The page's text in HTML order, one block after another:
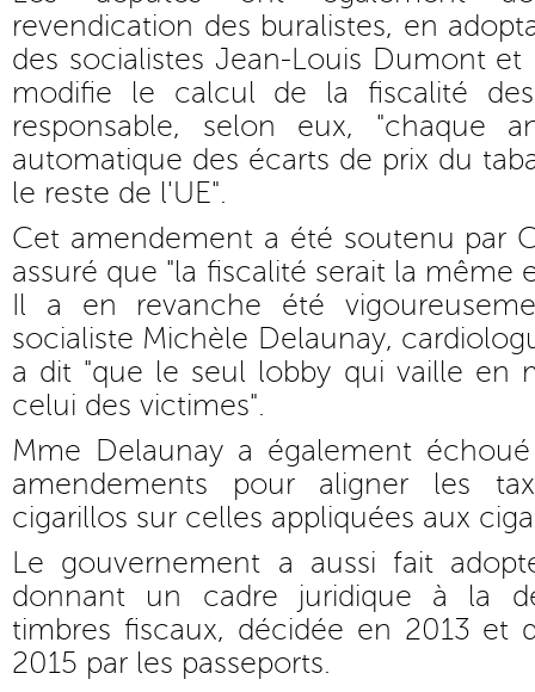
revendication des buralistes, en
des socialistes Jean-Louis Dumont
modifie le calcul de la fiscalité
responsable, selon eux, "chaque
automatique des écarts de prix du
le reste de l'UE".
Cet amendement a été soutenu par
assuré que "la fiscalité serait la même
Il a en revanche été
socialiste Michèle Delaunay,
a dit "que le seul lobby qui vaille en
celui des victimes".
Mme Delaunay a également
amendements pour aligner les
cigarillos sur celles appliquées aux
Le gouvernement a aussi fait
donnant un cadre juridique à la
timbres fiscaux, décidée en 2013 et
2015 par les passeports.